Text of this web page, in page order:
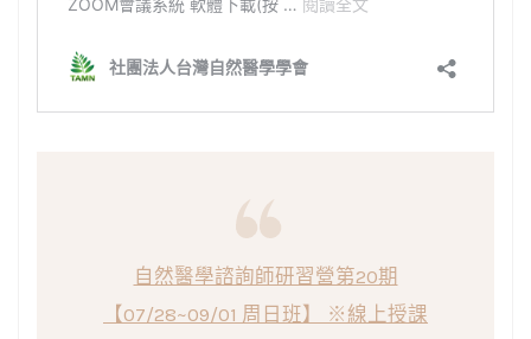
自然醫學諮詢師研習營第20期
【07/28~09/01 周日班】 ※線上授課